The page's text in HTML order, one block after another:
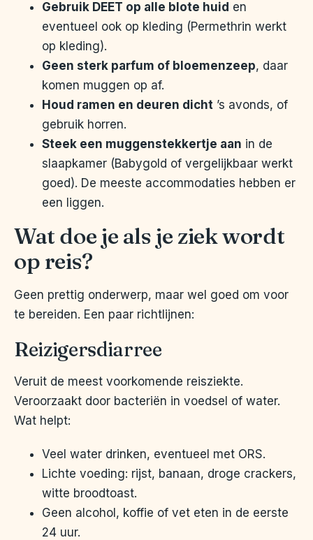
Gebruik DEET op alle blote huid en
eventueel ook op kleding (Permethrin werkt
op kleding).
Geen sterk parfum of bloemenzeep, daar
komen muggen op af.
Houd ramen en deuren dicht ’s avonds, of
gebruik horren.
Steek een muggenstekkertje aan in de
slaapkamer (Babygold of vergelijkbaar werkt
goed). De meeste accommodaties hebben er
een liggen.
Wat doe je als je ziek wordt
op reis?
Geen prettig onderwerp, maar wel goed om voor
te bereiden. Een paar richtlijnen:
Reizigersdiarree
Veruit de meest voorkomende reisziekte.
Veroorzaakt door bacteriën in voedsel of water.
Wat helpt:
Veel water drinken, eventueel met ORS.
Lichte voeding: rijst, banaan, droge crackers,
witte broodtoast.
Geen alcohol, koffie of vet eten in de eerste
24 uur.